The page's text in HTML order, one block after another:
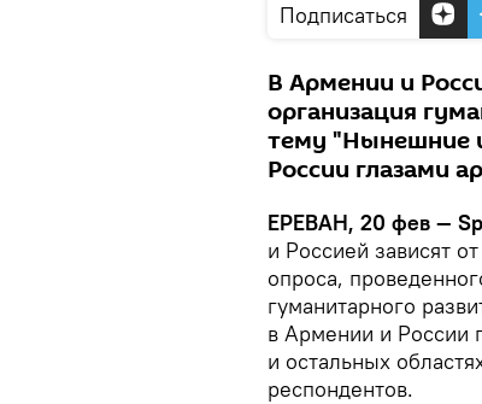
Подписаться
В Армении и
организация
тему "Нынешние
России глазами
ЕРЕВАН, 20 фев —
и Россией зависят
опроса,
гуманитарного
в Армении и России
и остальных
респондентов.